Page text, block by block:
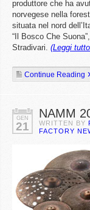
produttore che ha
norvegese nella
situata nel nord
“Il Bosco Che
Stradivari. (Leggi
Continue Reading
GEN
21
NAMM
WRITTEN BY
FACTORY